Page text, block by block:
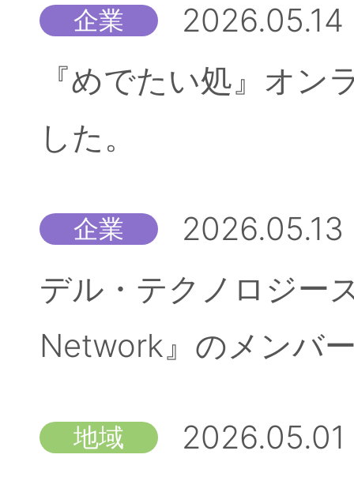
企業
2026.05.14
『めでたい処』オ
した。
企業
2026.05.13
デル・テクノロジー
Network』のメンバ
地域
2026.05.01